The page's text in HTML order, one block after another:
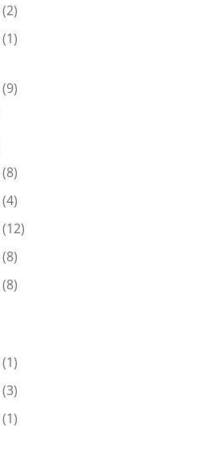
(2)
(1)
(9)
(8)
(4)
(12)
(8)
(8)
(1)
(3)
(1)